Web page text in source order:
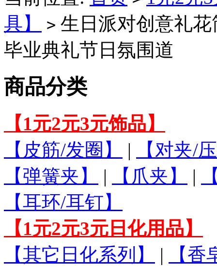
具】
> 生日派对创意礼
毕业典礼节日氛围道
商品分类
【1元2元3元饰品】
【皮筋/发圈】
|
【对夹/
【弹簧夹】
| 【爪夹】 |
【耳环/耳钉】
【1元2元3元日化用品】
【其它日化系列】
|
【